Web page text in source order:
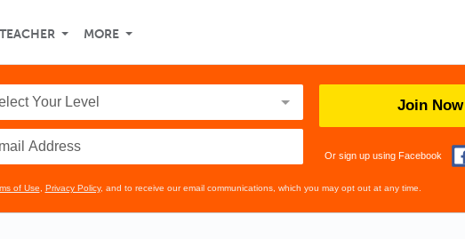
MORE
Join Now
Or sign up using Facebook
of Use Privacy Policy, and to receive our email communications, which you may opt out at any time.